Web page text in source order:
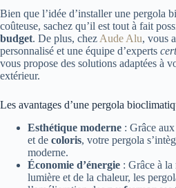
Bien que l’idée d’installer une pergola
coûteuse, sachez qu’il est tout à fait
budget. De plus, chez Aude Alu, vous
personnalisé et une équipe d’experts
vous propose des solutions adaptées à
extérieur.
Les avantages d’une pergola
Esthétique moderne : Grâce
et de coloris, votre pergola
moderne.
Économie d’énergie : Grâce à
lumière et de la chaleur, les